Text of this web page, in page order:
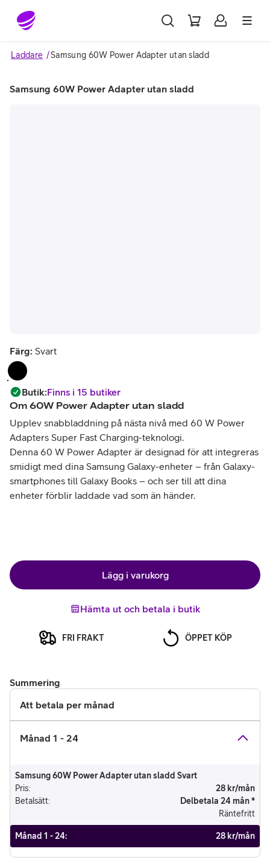
Gå till sidans innehåll
Laddare Samsung 60W Power Adapter utan sladd
Samsung 60W Power Adapter utan sladd
Färg: Svart
Butik:Finns i 15 butiker
Om 60W Power Adapter utan sladd
Upplev snabbladdning på nästa nivå med 60 W Power
Adapters Super Fast Charging-teknologi.
Denna 60 W Power Adapter är designad för att integreras
smidigt med dina Samsung Galaxy-enheter – från Galaxy-
smartphones till Galaxy Books – och ser till att dina
enheter förblir laddade vad som än händer.
Lägg i varukorg
Hämta ut och betala i butik
FRI FRAKT ÖPPET KÖP
Summering
Att betala per månad
Månad 1 - 24
Samsung 60W Power Adapter utan sladd Svart
Pris:
28 kr/mån
Betalsätt:
Delbetala 24 mån *
Räntefritt
Månad 1 - 24: 28 kr/mån